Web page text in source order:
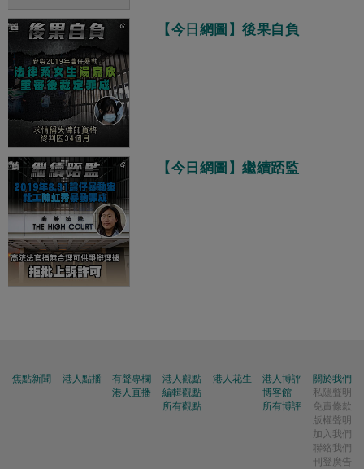
【今日網圖】後果自負
【今日網圖】繼續踎監
焦點新聞 港人點播
有聲專欄
港人直播
港人觀點
編輯觀點
所有觀點
港人花生
港人博評
博客館
所有博評
關於我們
私隱聲明
免責條款
版權聲明
加入我們
聯絡我們
刊登廣告